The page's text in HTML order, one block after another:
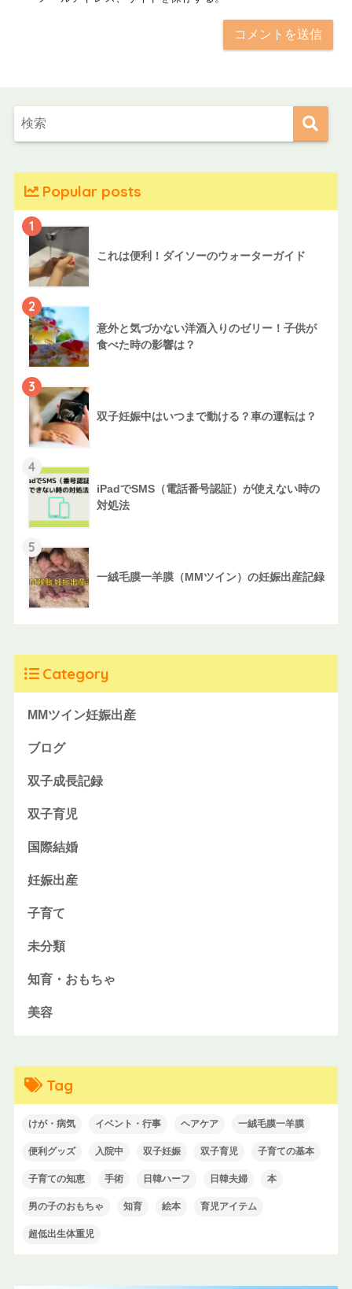
Popular posts
1
これは便利！ダイソーのウォーターガイド
2
意外と気づかない洋酒入りのゼリー！子供が
食べた時の影響は？
3
双子妊娠中はいつまで動ける？車の運転は？
4
iPadでSMS（電話番号認証）が使えない時の
対処法
5
一絨毛膜一羊膜（MMツイン）の妊娠出産記録
Category
MMツイン妊娠出産
ブログ
双子成長記録
双子育児
国際結婚
妊娠出産
子育て
未分類
知育・おもちゃ
美容
Tag
けが・病気 イベント・行事 ヘアケア 一絨毛膜一羊膜
便利グッズ 入院中 双子妊娠 双子育児 子育ての基本
子育ての知恵 手術 日韓ハーフ 日韓夫婦 本
男の子のおもちゃ 知育 絵本 育児アイテム
超低出生体重児